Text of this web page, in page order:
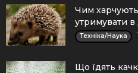
Чим
утримувати
Техніка/Наука
Що їдять